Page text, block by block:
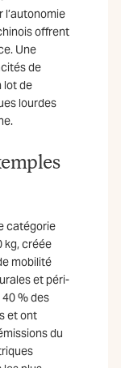
offrent
Une
de
lot de
lourdes
catégorie
kg, créée
mobilité
et péri-
% des
et ont
du